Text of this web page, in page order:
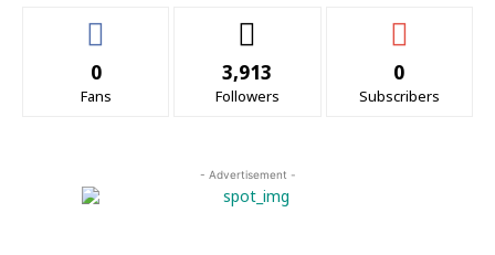
0
Fans
3,913
Followers
0
Subscribers
- Advertisement -